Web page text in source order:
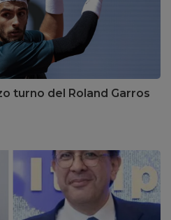
turno del Roland Garros